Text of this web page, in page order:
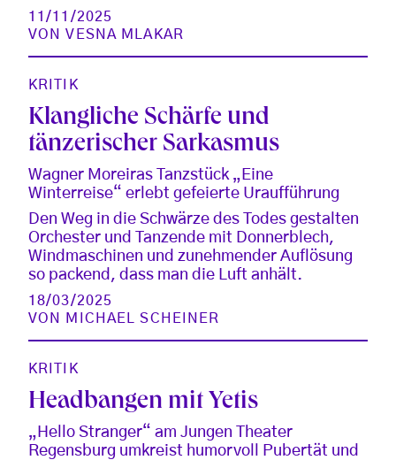
11/11/2025
VONVESNA MLAKAR
KRITIK
Klangliche Schärfe und
tänzerischer Sarkasmus
Wagner Moreiras Tanzstück „Eine
Winterreise“ erlebt gefeierte Uraufführung
Den Weg in die Schwärze des Todes gestalten
Orchester und Tanzende mit Donnerblech,
Windmaschinen und zunehmender Auflösung
so packend, dass man die Luft anhält.
18/03/2025
VON MICHAEL SCHEINER
KRITIK
Headbangen mit Yetis
„Hello Stranger“ am Jungen Theater
Regensburg umkreist humorvoll Pubertät und